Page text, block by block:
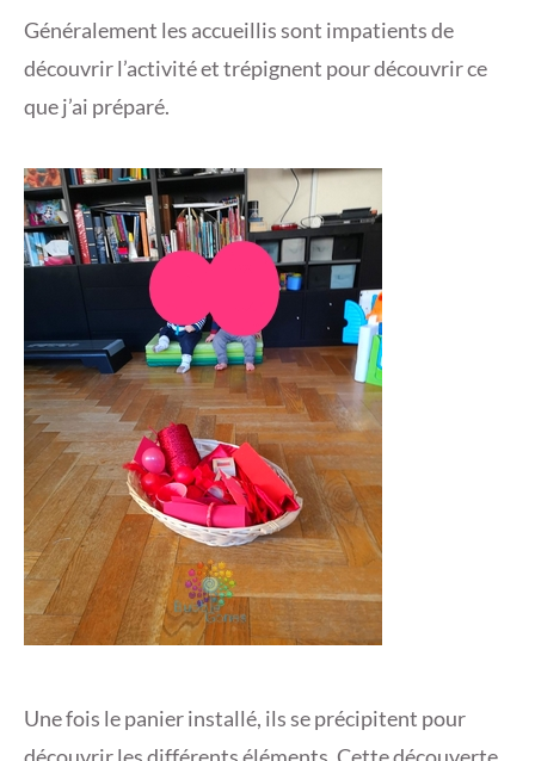
Généralement les accueillis sont impatients de
découvrir l’activité et trépignent pour découvrir ce
que j’ai préparé.
Une fois le panier installé, ils se précipitent pour